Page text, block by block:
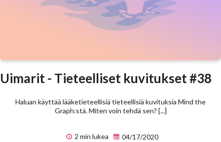
Uimarit - Tieteelliset kuvitukset #38
Haluan käyttää lääketieteellisiä tieteellisiä kuvituksia Mind the
Graph:stä. Miten voin tehdä sen? [...]
2 min lukea 04/17/2020